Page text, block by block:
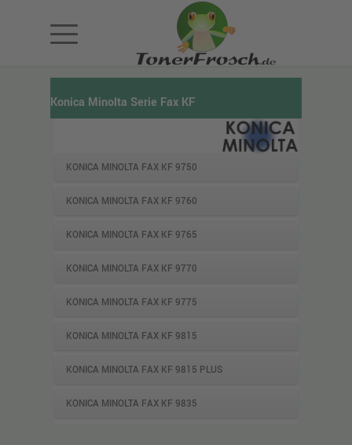
Konica Minolta Serie Fax KF
KONICA MINOLTA FAX KF 9750
KONICA MINOLTA FAX KF 9760
KONICA MINOLTA FAX KF 9765
KONICA MINOLTA FAX KF 9770
KONICA MINOLTA FAX KF 9775
KONICA MINOLTA FAX KF 9815
KONICA MINOLTA FAX KF 9815 PLUS
KONICA MINOLTA FAX KF 9835